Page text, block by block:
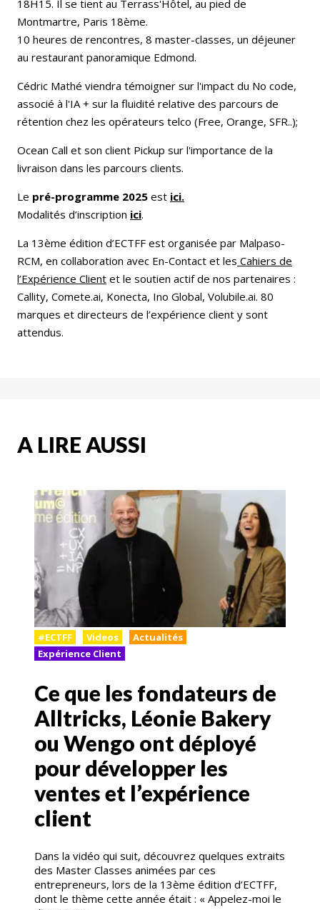
18H15. Il se tient au Terrass'Hôtel, au pied de
Montmartre, Paris 18ème.
10 heures de rencontres, 8 master-classes, un déjeuner
au restaurant panoramique Edmond.
Cédric Mathé viendra témoigner sur l'impact du No code,
associé à l'IA + sur la fluidité relative des parcours de
rétention chez les opérateurs telco (Free, Orange, SFR..);
Ocean Call et son client Pickup sur l'importance de la
livraison dans les parcours clients.
Le pré-programme 2025 est ici.
Modalités d’inscription ici.
La 13ème édition d’ECTFF est organisée par Malpaso-
RCM, en collaboration avec En-Contact et les Cahiers de
l’Expérience Client et le soutien actif de nos partenaires :
Callity, Comete.ai, Konecta, Ino Global, Volubile.ai. 80
marques et directeurs de l’expérience client y sont
attendus.
A LIRE AUSSI
#ECTFF Videos
Actualités
Expérience Client
Ce que les fondateurs de
Alltricks, Léonie Bakery
ou Wengo ont déployé
pour développer les
ventes et l’expérience
client
Dans la vidéo qui suit, découvrez quelques extraits
des Master Classes animées par ces
entrepreneurs, lors de la 13ème édition d’ECTFF,
dont le thème cette année était : « Appelez-moi le